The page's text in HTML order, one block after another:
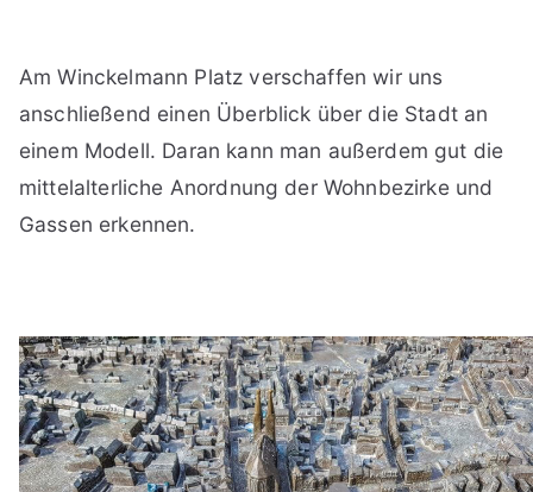
Am Winckelmann Platz verschaffen wir uns
anschließend einen Überblick über die Stadt an
einem Modell. Daran kann man außerdem gut die
mittelalterliche Anordnung der Wohnbezirke und
Gassen erkennen.